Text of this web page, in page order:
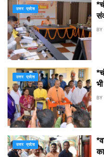
उत्तर प्रदेश
BY
उत्तर प्रदेश
BY
उत्तर प्रदेश